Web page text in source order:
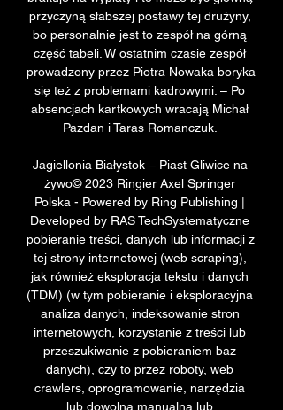
przyczyną słabszej postawy tej drużyny,
bo personalnie jest to zespół na górną
część tabeli. W ostatnim czasie zespół
prowadzony przez Piotra Nowaka boryka
się też z problemami kadrowymi. – Po
absencjach kartkowych wracają Michał
Pazdan i Taras Romanczuk.
Jagiellonia Białystok – Piast Gliwice na
żywo© 2023 Ringier Axel Springer
Polska - Powered by Ring Publishing |
Developed by RAS TechSystematyczne
pobieranie treści, danych lub informacji z
tej strony internetowej (web scraping),
jak również eksploracja tekstu i danych
(TDM) (w tym pobieranie i eksploracyjna
analiza danych, indeksowanie stron
internetowych, korzystanie z treści lub
przeszukiwanie z pobieraniem baz
danych), czy to przez roboty, web
crawlers, oprogramowanie, narzędzia
lub dowolną manualną lub